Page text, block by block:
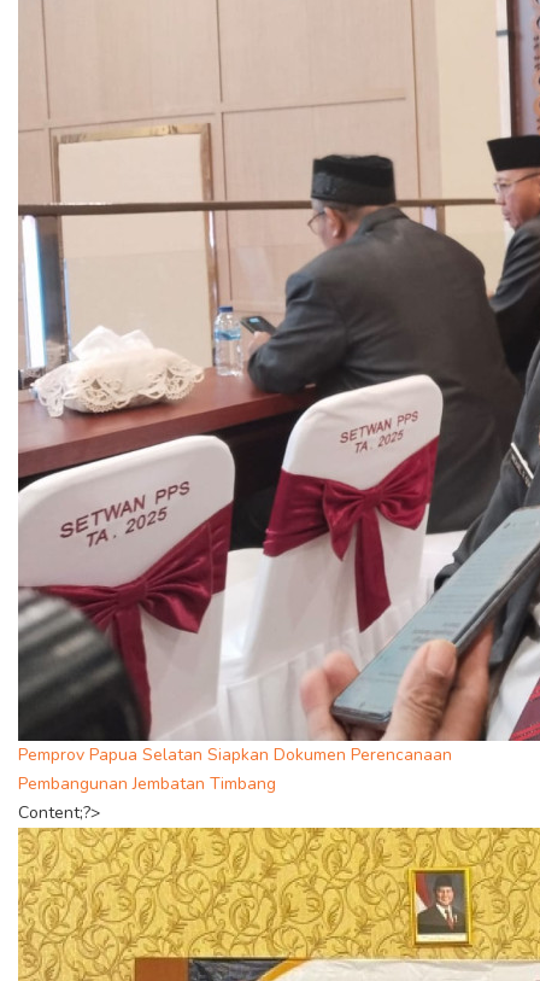
Pemprov Papua Selatan Siapkan Dokumen Perencanaan
Pembangunan Jembatan Timbang
Content;?>